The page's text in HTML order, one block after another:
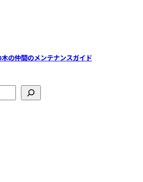
の仲間のメンテナンスガイド